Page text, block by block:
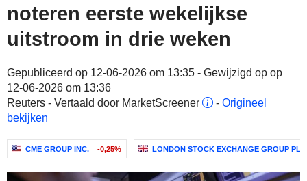
noteren eerste wekelijkse
uitstroom in drie weken
Gepubliceerd op 12-06-2026 om 13:35 - Gewijzigd op op
12-06-2026 om 13:36
Reuters - Vertaald door MarketScreener
- Origineel
bekijken
CME GROUP INC. -0,25% LONDON STOCK EXCHANGE GROUP PLC